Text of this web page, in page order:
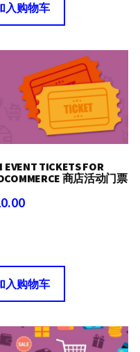
入购物车
EVENT TICKETS FOR
商店活动门票
入购物车